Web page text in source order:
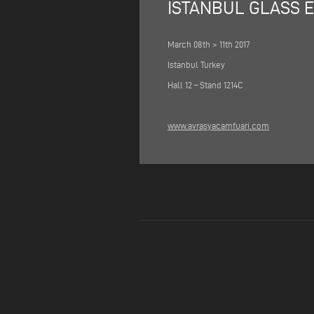
ISTANBUL GLASS
March 08th > 11th 2017
Istanbul Turkey
Hall 12 – Stand 1214C
www.avrasyacamfuari.com